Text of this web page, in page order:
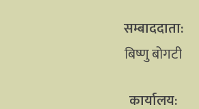
सम्बाददाता:
बिष्णु बोगटी
कार्यालय: